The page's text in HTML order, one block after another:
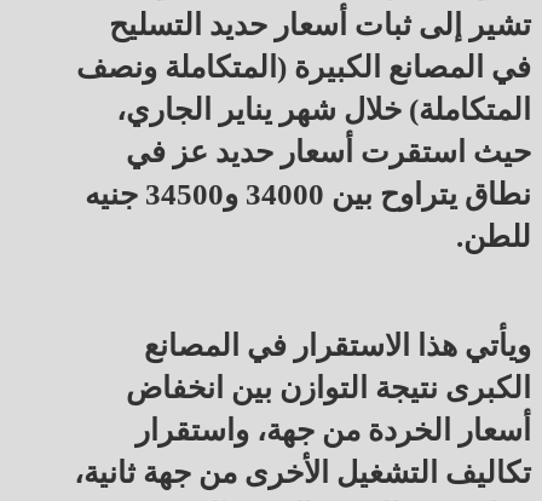
تشير إلى ثبات أسعار حديد التسليح
في المصانع الكبيرة (المتكاملة ونصف
المتكاملة) خلال شهر يناير الجاري،
حيث استقرت أسعار حديد عز في
نطاق يتراوح بين 34000 و34500 جنيه
للطن.
ويأتي هذا الاستقرار في المصانع
الكبرى نتيجة التوازن بين انخفاض
أسعار الخردة من جهة، واستقرار
تكاليف التشغيل الأخرى من جهة ثانية،